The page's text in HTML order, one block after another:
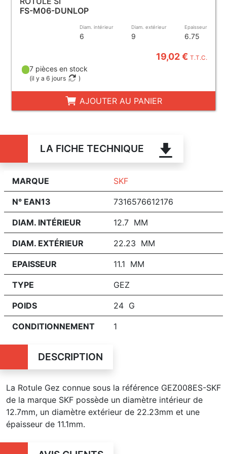
FS-M06-DUNLOP
Diam. intérieur
6
Diam. extérieur
9
Epaisseur
6.75
19,02 €T.T.C.
7 pièces en stock
(il y a 6 jours )
AJOUTER AU PANIER
LA FICHE TECHNIQUE
MARQUE SKF
N° EAN13 7316576612176
DIAM. INTÉRIEUR 12.7 MM
DIAM. EXTÉRIEUR 22.23 MM
EPAISSEUR 11.1 MM
TYPE GEZ
POIDS 24 G
CONDITIONNEMENT 1
DESCRIPTION
La Rotule Gez connue sous la référence GEZ008ES-SKF
de la marque SKF possède un diamètre intérieur de
12.7mm, un diamètre extérieur de 22.23mm et une
épaisseur de 11.1mm.